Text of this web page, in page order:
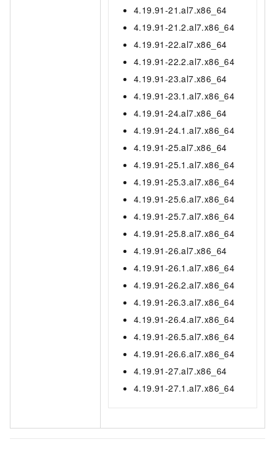
4.19.91-21.al7.x86_64
4.19.91-21.2.al7.x86_64
4.19.91-22.al7.x86_64
4.19.91-22.2.al7.x86_64
4.19.91-23.al7.x86_64
4.19.91-23.1.al7.x86_64
4.19.91-24.al7.x86_64
4.19.91-24.1.al7.x86_64
4.19.91-25.al7.x86_64
4.19.91-25.1.al7.x86_64
4.19.91-25.3.al7.x86_64
4.19.91-25.6.al7.x86_64
4.19.91-25.7.al7.x86_64
4.19.91-25.8.al7.x86_64
4.19.91-26.al7.x86_64
4.19.91-26.1.al7.x86_64
4.19.91-26.2.al7.x86_64
4.19.91-26.3.al7.x86_64
4.19.91-26.4.al7.x86_64
4.19.91-26.5.al7.x86_64
4.19.91-26.6.al7.x86_64
4.19.91-27.al7.x86_64
4.19.91-27.1.al7.x86_64